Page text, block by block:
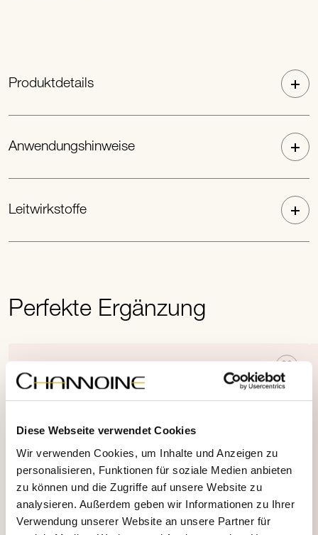
Diese Webseite verwendet Cookies
Wir verwenden Cookies, um Inhalte und Anzeigen zu
personalisieren, Funktionen für soziale Medien anbieten
zu können und die Zugriffe auf unsere Website zu
analysieren. Außerdem geben wir Informationen zu Ihrer
Verwendung unserer Website an unsere Partner für
Produktdetails
Anwendungshinweise
Leitwirkstoffe
Perfekte Ergänzung